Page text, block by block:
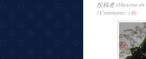
投稿者Ohesoya
/ Comments: (0)